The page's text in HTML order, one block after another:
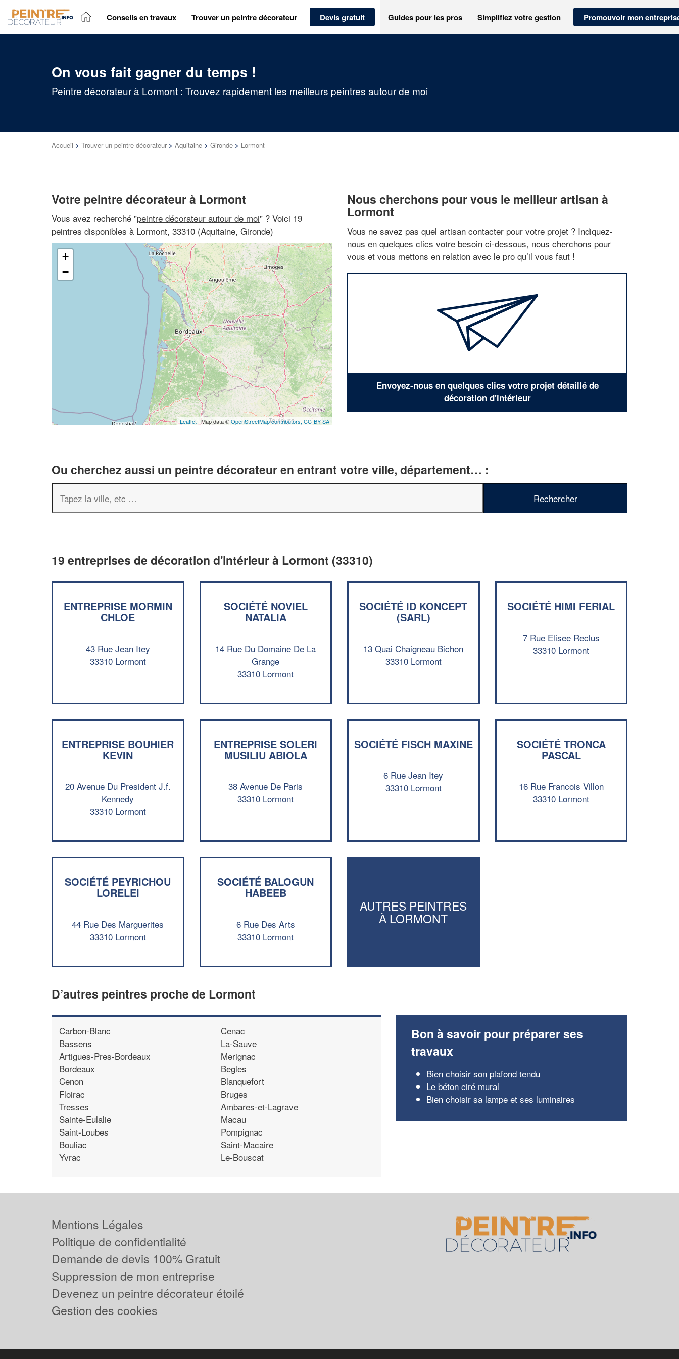
Conseils en travaux Trouver un peintre décorateur Devis gratuit Guides pour les pros Simplifiez votre gestion Promouvoir mon
On vous fait gagner du temps !
Peintre décorateur à Lormont : Trouvez rapidement les meilleurs peintres autour de moi
Accueil > Trouver un peintre décorateur > Aquitaine > Gironde > Lormont
Votre peintre décorateur à Lormont
Vous avez recherché "peintre décorateur autour de moi" ? Voici 19
peintres disponibles à Lormont, 33310 (Aquitaine, Gironde)
+
−
Leaflet | Map data ©OpenStreetMap contributors, CC-BY-SA
Nous cherchons pour vous le meilleur artisan à
Lormont
Vous ne savez pas quel artisan contacter pour votre projet ? Indiquez-
nous en quelques clics votre besoin ci-dessous, nous cherchons pour
vous et vous mettons en relation avec le pro qu’il vous faut !
Envoyez-nous en quelques clics votre projet détaillé de
décoration d'intérieur
Ou cherchez aussi un peintre décorateur en entrant votre ville, département… :
19 entreprises de décoration d'intérieur à Lormont (33310)
ENTREPRISE MORMIN
CHLOE
43 Rue Jean Itey
33310 Lormont
SOCIÉTÉ NOVIEL
NATALIA
14 Rue Du Domaine De La
Grange
33310 Lormont
SOCIÉTÉ ID KONCEPT
(SARL)
13 Quai Chaigneau Bichon
33310 Lormont
SOCIÉTÉ HIMI FERIAL
7 Rue Elisee Reclus
33310 Lormont
ENTREPRISE BOUHIER
KEVIN
20 Avenue Du President J.f.
Kennedy
33310 Lormont
ENTREPRISE SOLERI
MUSILIU ABIOLA
38 Avenue De Paris
33310 Lormont
SOCIÉTÉ FISCH MAXINE
6 Rue Jean Itey
33310 Lormont
SOCIÉTÉ TRONCA
PASCAL
16 Rue Francois Villon
33310 Lormont
SOCIÉTÉ PEYRICHOU
LORELEI
44 Rue Des Marguerites
33310 Lormont
SOCIÉTÉ BALOGUN
HABEEB
6 Rue Des Arts
33310 Lormont
AUTRES PEINTRES
À LORMONT
D’autres peintres proche de Lormont
Carbon-Blanc
Bassens
Artigues-Pres-Bordeaux
Bordeaux
Cenon
Floirac
Tresses
Sainte-Eulalie
Saint-Loubes
Bouliac
Yvrac
Cenac
La-Sauve
Merignac
Begles
Blanquefort
Bruges
Ambares-et-Lagrave
Macau
Pompignac
Saint-Macaire
Le-Bouscat
Bon à savoir pour préparer ses
travaux
Bien choisir son plafond tendu
Le béton ciré mural
Bien choisir sa lampe et ses luminaires
✕
Vous êtes un
professionnel ?
nouveaux clients!
Mentions Légales
Politique de confidentialité
Demande de devis 100% Gratuit
Suppression de mon entreprise
Devenez un peintre décorateur étoilé
Gestion des cookies